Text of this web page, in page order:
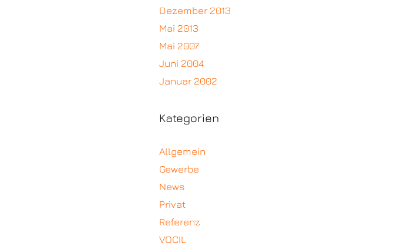
Dezember 2013
Mai 2013
Mai 2007
Juni 2004
Januar 2002
Kategorien
Allgemein
Gewerbe
News
Privat
Referenz
VOCIL